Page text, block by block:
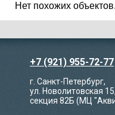
Нет похожих объектов.
+7 (921) 955-72-77
г. Санкт-Петербург,
ул. Новолитовская
секция 82Б (МЦ